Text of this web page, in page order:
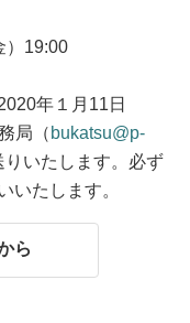
）19:00
年１月11日
局（ bukatsu@p-
いたします。必ず
いたします。
ら